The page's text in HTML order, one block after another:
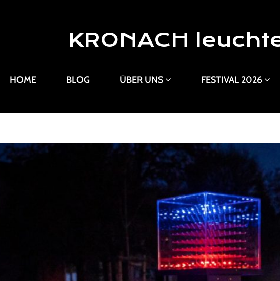
KRONACH
HOME BLOG ÜBER UNS FESTIVAL 2026